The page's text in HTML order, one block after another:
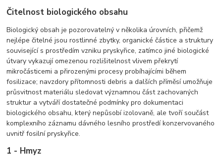
Čitelnost biologického obsahu
Biologický obsah je pozorovatelný v několika úrovních, přičemž
nejlépe čitelné jsou rostlinné zbytky, organické částice a struktury
související s prostředím vzniku pryskyřice, zatímco jiné biologické
útvary vykazují omezenou rozlišitelnost vlivem překrytí
mikročásticemi a přirozenými procesy probíhajícími během
fosilizace; navzdory přítomnosti debris a dalších příměsí umožňuje
průsvitnost materiálu sledovat významnou část zachovaných
struktur a vytváří dostatečné podmínky pro dokumentaci
biologického obsahu, který nepůsobí izolovaně, ale tvoří součást
komplexního záznamu dávného lesního prostředí konzervovaného
uvnitř fosilní pryskyřice.
1 - Hmyz